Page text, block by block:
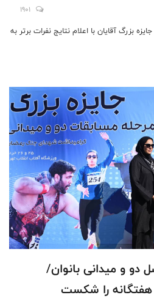
1901
بزرگ آقایان با اعلام نتایج نفرات برتر به
و میدانی بانوان/
هفتگانه را شکست